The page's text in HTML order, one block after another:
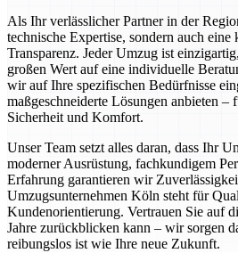
Als Ihr verlässlicher Partner in der
technische Expertise, sondern auch eine
Transparenz. Jeder Umzug ist
großen Wert auf eine individuelle
wir auf Ihre spezifischen Bedürfnisse
maßgeschneiderte Lösungen anbieten –
Sicherheit und Komfort.
Unser Team setzt alles daran, dass Ihr
moderner Ausrüstung, fachkundigem
Erfahrung garantieren wir
Umzugsunternehmen Köln steht für
Kundenorientierung. Vertrauen Sie auf
Jahre zurückblicken kann – wir sorgen
reibungslos ist wie Ihre neue Zukunft.